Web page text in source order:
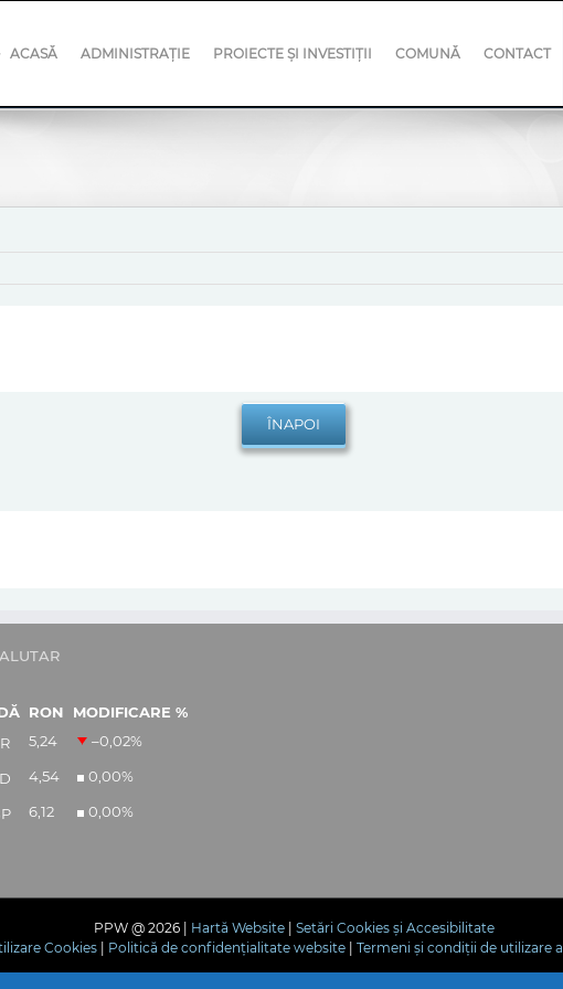
ACASĂ ADMINISTRAȚIE PROIECTE ȘI INVESTIȚII COMUNĂ CONTACT
RON
MODIFICARE %
5,24 –0,02%
4,54 0,00%
6,12 0,00%
PPW @ 2026 | Hartă Website| Setări Cookies și Accesibilitate
Cookies
Politică de confidențialitate website Termeni și condiții de utilizare